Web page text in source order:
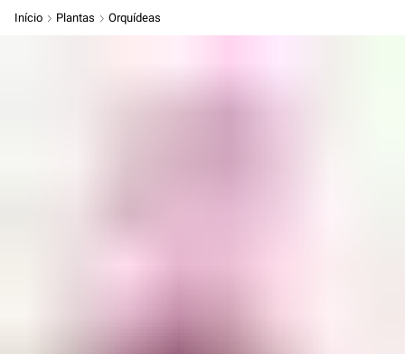
Início Plantas Orquídeas